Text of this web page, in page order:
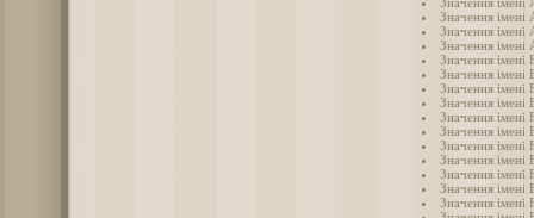
Значення імені
Значення імені
Значення імені
Значення імені
Значення імені
Значення імені
Значення імені
Значення імені
Значення імені
Значення імені
Значення імені
Значення імені
Значення імені
Значення імені
Значення імені